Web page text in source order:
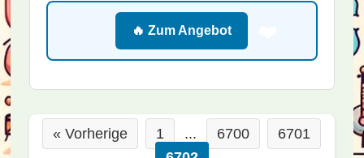
🔥 Zum Angebot
« Vorherige 1 ... 6700
6701